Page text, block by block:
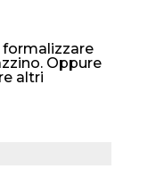
formalizzare
Oppure
altri